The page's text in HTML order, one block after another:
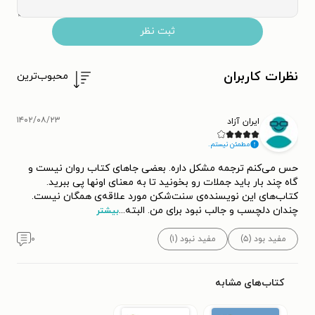
شیزوفرنی را در او تشخیص دادند. ریچارد
بیچاره به مدت دو ماه در آسایشگاه
پیش رفت که چندین بار به او شوک
کمی بعد از اینکه از آسایشگاه مرخص شد، به سانفرانسیسکو نقل
مکان کرد، جایی که دور خودش را با نویسندگان، شاعرها و
ترانه‌سراهای هم‌نسل خود مثل رابرت دانکن، لارنس فرلینگتی،
مایکل مک‌کلور و... پر کرد. علی‌رغم وضعیت مالی بی‌ثباتی که
ریچارد داشت، دیگر خودش هم خوب می‌دانست که یک نویسنده‌
است و علاوه بر کارهای معمول (مثل پیش‌خدمتی در کافه) وقت
آثار ریچارد براتیگان
ثبت نظر
نظرات کاربران محبوب‌ترین
ایران آزاد
مطمئن نیستم.
۱۴۰۲/۰۸/۲۳
حس می‌کنم ترجمه مشکل داره. بعضی جاهای کتاب روان نیست و
گاه چند بار باید جملات رو بخونید تا به معنای اونها پی ببرید.
کتاب‌های این نویسنده‌ی سنت‌شکن مورد علاقه‌ی همگان نیست.
چندان دلچسب و جالب نبود برای من. البته...بیشتر
مفید بود (۵) مفید نبود (۱) ۰
کتاب‌های مشابه